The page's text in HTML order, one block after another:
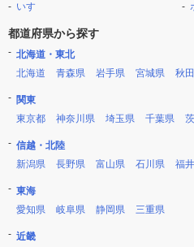
いすゞ
都道府県から探す
北海道・東北
北海道
青森県 岩手県 宮城県 秋
関東
東京都
神奈川県 埼玉県 千葉県
信越・北陸
新潟県
長野県 富山県 石川県 福
東海
愛知県
岐阜県 静岡県 三重県
近畿